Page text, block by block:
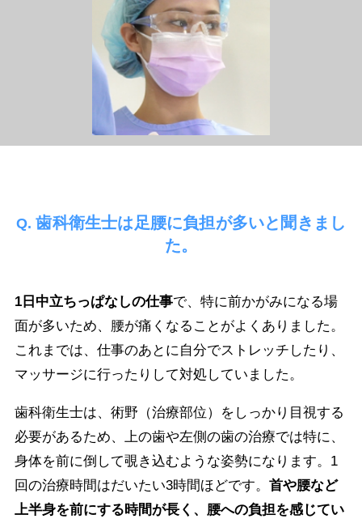
Q.歯科衛生士は足腰に負担が多いと聞きまし
た。
1日中立ちっぱなしの仕事で、特に前かがみになる場
面が多いため、腰が痛くなることがよくありました。
これまでは、仕事のあとに自分でストレッチしたり、
マッサージに行ったりして対処していました。
歯科衛生士は、術野（治療部位）をしっかり目視する
必要があるため、上の歯や左側の歯の治療では特に、
身体を前に倒して覗き込むような姿勢になります。1
回の治療時間はだいたい3時間ほどです。 首や腰など
上半身を前にする時間が長く、腰への負担を感じてい